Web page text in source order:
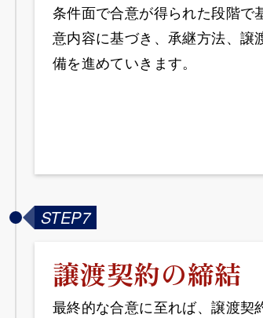
条件面で合意が得られた段階で
意内容に基づき、承継方法、
備を進めていきます。
STEP7
譲渡契約の締結
最終的な合意に至れば、譲渡